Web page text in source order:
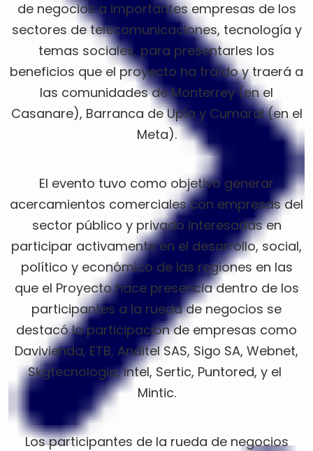
de negocios a importantes empresas de los
sectores de telecomunicaciones, tecnología y
temas sociales, para presentarles los
beneficios que el proyecto ha traído y traerá a
las comunidades de Monterrey (en el
Casanare), Barranca de Upía y Cumaral (en el
Meta).
El evento tuvo como objetivo generar
acercamientos comerciales con empresas del
sector público y privado interesadas en
participar activamente en el desarrollo, social,
político y económico de las regiones en las
que el Proyecto hace presencia dentro de los
participantes a la rueda de negocios se
destacó la participación de empresas como
Davivienda, ETB, Anditel SAS, Sigo SA, Webnet,
Skgtecnologia, Intel, Sertic, Puntored, y el
Mintic.
Los participantes de la rueda de negocios